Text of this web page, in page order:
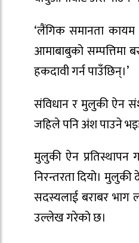
‘लैंगिक समानता
आमाबाबुको
हकदावी गर्न पाउँछिन्।’
संविधान र मुलुकी ऐन
जहिले पनि अंश पाउने
मुलुकी ऐन प्रतिस्थापन
निरन्तरता दियो।
सदस्यलाई बराबर भाग
उल्लेख गरेको छ।